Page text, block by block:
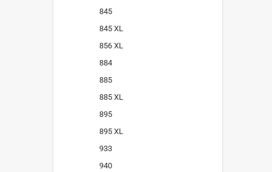
845
845 XL
856 XL
884
885
885 XL
895
895 XL
933
940